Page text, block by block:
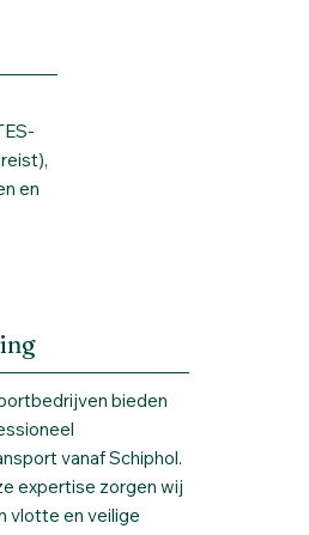
bieden
vanaf Schiphol.
expertise zorgen wij
vlotte en veilige
en